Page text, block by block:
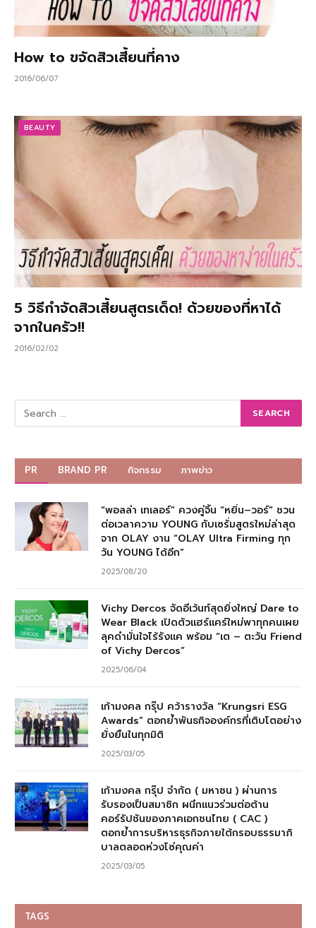
How to ขจัดสิวเสี้ยนที่คาง
2016/06/07
BEAUTY
5 วิธีกำจัดสิวเสี้ยนสูตรเด็ด! ด้วยของที่หาได้
จากในครัว!!
2016/02/02
PR BRAND PR กิจกรรม ภาพข่าว
“พอลล่า เทเลอร์” ควงคู่จิ้น “หยิ่น–วอร์” ชวน
ต่อเวลาความ YOUNG กับเซรั่มสูตรใหม่ล่าสุด
จาก OLAY งาน “OLAY Ultra Firming ทุก
วัน YOUNG ได้อีก”
2025/08/20
Vichy Dercos จัดอีเว้นท์สุดยิ่งใหญ่ Dare to
Wear Black เปิดตัวแฮร์แคร์ใหม่พาทุกคนเผย
ลุคดำมั่นใจไร้รังแค พร้อม “เต – ตะวัน Friend
of Vichy Dercos”
2025/06/04
เก้ามงคล กรุ๊ป คว้ารางวัล “Krungsri ESG
Awards” ตอกย้ำพันธกิจองค์กรที่เติบโตอย่าง
ยั่งยืนในทุกมิติ
2025/03/05
เก้ามงคล กรุ๊ป จำกัด ( มหาชน ) ผ่านการ
รับรองเป็นสมาชิก ผนึกแนวร่วมต่อต้าน
คอร์รัปชันของภาคเอกชนไทย ( CAC )
ตอกย้ำการบริหารธุรกิจภายใต้กรอบธรรมาภิ
บาลตลอดห่วงโซ่คุณค่า
2025/03/05
TAGS